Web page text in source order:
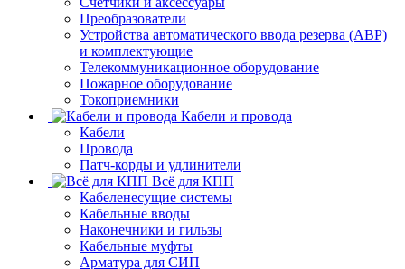
Преобразователи
Устройства автоматического ввода резерва (АВР)
и комплектующие
Телекоммуникационное оборудование
Пожарное оборудование
Токоприемники
Кабели и провода
Кабели
Провода
Патч-корды и удлинители
Всё для КПП
Кабеленесущие системы
Кабельные вводы
Наконечники и гильзы
Кабельные муфты
Арматура для СИП